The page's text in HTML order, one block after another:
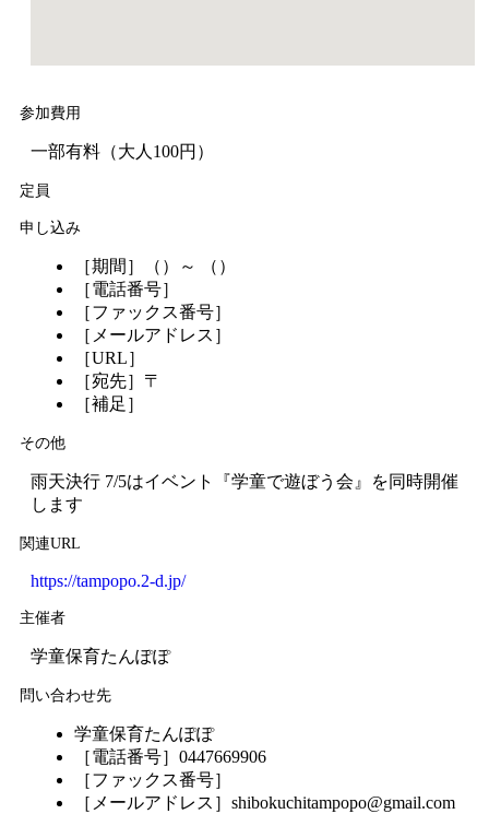
参加費用
一部有料（大人100円）
定員
申し込み
［期間］（）～ （）
［電話番号］
［ファックス番号］
［メールアドレス］
［URL］
［宛先］〒
［補足］
その他
雨天決行 7/5はイベント『学童で遊ぼう会』を同時開催
します
関連URL
https://tampopo.2-d.jp/
主催者
学童保育たんぽぽ
問い合わせ先
学童保育たんぽぽ
［電話番号］0447669906
［ファックス番号］
［メールアドレス］shibokuchitampopo@gmail.com